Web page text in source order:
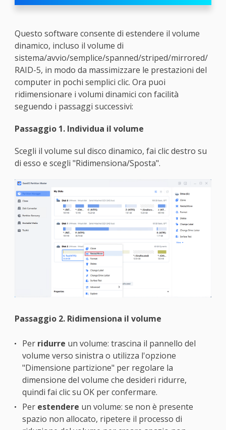
Questo software consente di estendere il volume
dinamico, incluso il volume di
sistema/avvio/semplice/spanned/striped/mirrored/
RAID-5, in modo da massimizzare le prestazioni del
computer in pochi semplici clic. Ora puoi
ridimensionare i volumi dinamici con facilità
seguendo i passaggi successivi:
Passaggio 1. Individua il volume
Scegli il volume sul disco dinamico, fai clic destro su
di esso e scegli "Ridimensiona/Sposta".
Passaggio 2. Ridimensiona il volume
Per ridurre un volume: trascina il pannello del
volume verso sinistra o utilizza l'opzione
"Dimensione partizione" per regolare la
dimensione del volume che desideri ridurre,
quindi fai clic su OK per confermare.
Per estendere un volume: se non è presente
spazio non allocato, ripetere il processo di